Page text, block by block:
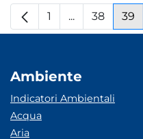
Pagina
1 ...PaginePagina
38 39
Ambiente
Indicatori Ambientali
Acqua
Aria